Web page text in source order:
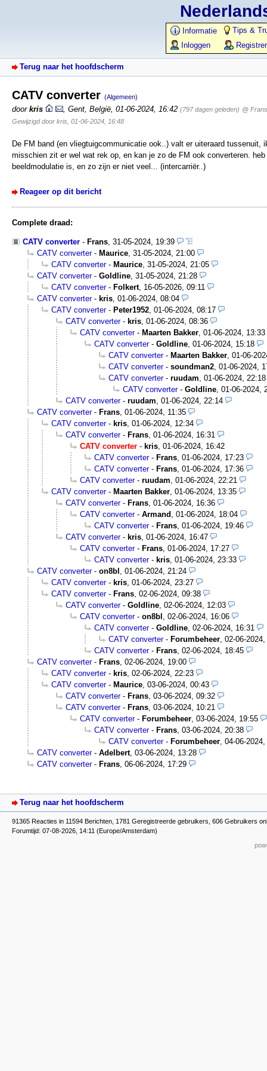
Informatie
Tips &
Inloggen
Terug naar het hoofdscherm
CATV converter (Algemeen)
door kris Gent, België 01-06-2024, 16:42 (797 dagen geleden) @ Frans
Gewijzigd door kris, 01-06-2024, 16:48
De FM band (en vliegtuigcommunicatie ook..) valt er uiteraard tussenuit,
misschien zit er wel wat rek op, en kan je zo de FM ook converteren.
beeldmodulatie is, en zo zijn er niet veel... (intercarriër..)
Reageer op dit bericht
Complete draad:
CATV converter - Frans 31-05-2024, 19:39
CATV converter- Maurice 31-05-2024, 21:00
CATV converter- Maurice 31-05-2024, 21:05
CATV converter- Goldline 31-05-2024, 21:28
CATV converter- Folkert, 16-05-2026, 09:11
CATV converter- kris 01-06-2024, 08:04
CATV converter- Peter1952 01-06-2024, 08:17
CATV converter- kris 01-06-2024, 08:36
CATV converter- Maarten Bakker 01-06-2024, 13:33
CATV converter- Goldline 01-06-2024, 15:18
CATV converter- Maarten Bakker 01-06-
CATV converter- soundman2 01-06-2024,
CATV converter- ruudam 01-06-2024, 22:18
CATV converter- Goldline 01-06-2024,
CATV converter- ruudam 01-06-2024, 22:14
CATV converter- Frans 01-06-2024, 11:35
CATV converter- kris 01-06-2024, 12:34
CATV converter- Frans 01-06-2024, 16:31
CATV converter - kris 01-06-2024, 16:42
CATV converter- Frans 01-06-2024, 17:23
CATV converter- Frans 01-06-2024, 17:36
CATV converter- ruudam 01-06-2024, 22:21
CATV converter- Maarten Bakker 01-06-2024, 13:35
CATV converter- Frans 01-06-2024, 16:36
CATV converter- Armand
01-06-2024, 18:04
CATV converter- Frans 01-06-2024, 19:46
CATV converter- kris 01-06-2024, 16:47
CATV converter- Frans 01-06-2024, 17:27
CATV converter- kris 01-06-2024, 23:33
CATV converter- on8bl
01-06-2024, 21:24
CATV converter- kris 01-06-2024, 23:27
CATV converter- Frans 02-06-2024, 09:38
CATV converter- Goldline 02-06-2024, 12:03
CATV converter- on8bl
02-06-2024, 16:06
CATV converter- Goldline 02-06-2024, 16:31
CATV converter- Forumbeheer 02-06-
CATV converter- Frans 02-06-2024, 18:45
CATV converter- Frans 02-06-2024, 19:00
CATV converter- kris 02-06-2024, 22:23
CATV converter- Maurice 03-06-2024, 00:43
CATV converter- Frans 03-06-2024, 09:32
CATV converter- Frans 03-06-2024, 10:21
CATV converter- Forumbeheer 03-06-2024, 19:55
CATV converter- Frans 03-06-2024, 20:38
CATV converter- Forumbeheer 04-06-
CATV converter- Adelbert, 03-06-2024, 13:28
CATV converter- Frans 06-06-2024, 17:29
Terug naar het hoofdscherm
91365 Reacties in 11594 Berichten, 1781 Geregistreerde gebruikers, 606 Gebruikers
Forumtijd: 07-08-2026, 14:11 (Europe/Amsterdam)